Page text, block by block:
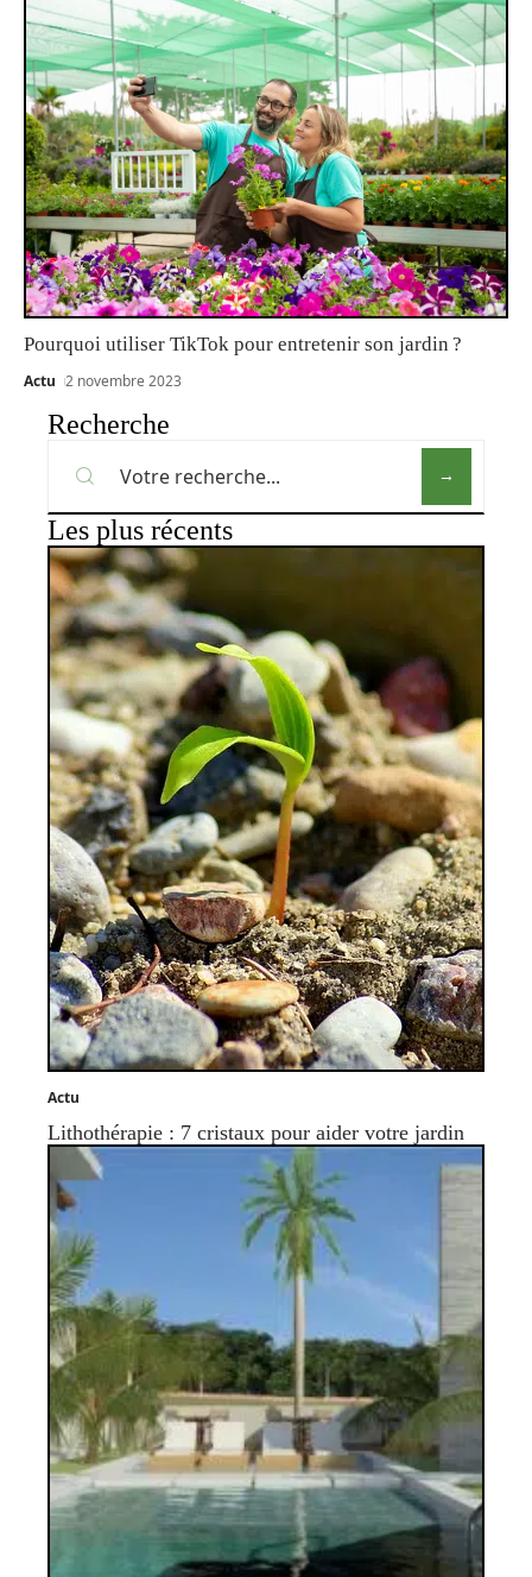
Pourquoi utiliser TikTok pour entretenir son jardin ?
Actu 2 novembre 2023
Recherche
Les plus récents
Actu
Lithothérapie : 7 cristaux pour aider votre jardin